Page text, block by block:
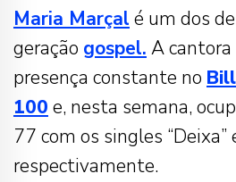
Maria Marçal é um dos
geração gospel. A
presença constante no
100 e, nesta semana,
77 com os singles “Deixa”
respectivamente.